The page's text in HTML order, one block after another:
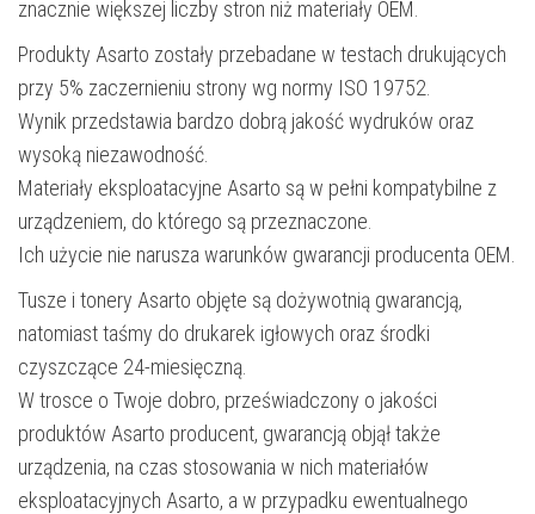
znacznie większej liczby stron niż materiały OEM.
Produkty Asarto zostały przebadane w testach drukujących
przy 5% zaczernieniu strony wg normy ISO 19752.
Wynik przedstawia bardzo dobrą jakość wydruków oraz
wysoką niezawodność.
Materiały eksploatacyjne Asarto są w pełni kompatybilne z
urządzeniem, do którego są przeznaczone.
Ich użycie nie narusza warunków gwarancji producenta OEM.
Tusze i tonery Asarto objęte są dożywotnią gwarancją,
natomiast taśmy do drukarek igłowych oraz środki
czyszczące 24-miesięczną.
W trosce o Twoje dobro, przeświadczony o jakości
produktów Asarto producent, gwarancją objął także
urządzenia, na czas stosowania w nich materiałów
eksploatacyjnych Asarto, a w przypadku ewentualnego